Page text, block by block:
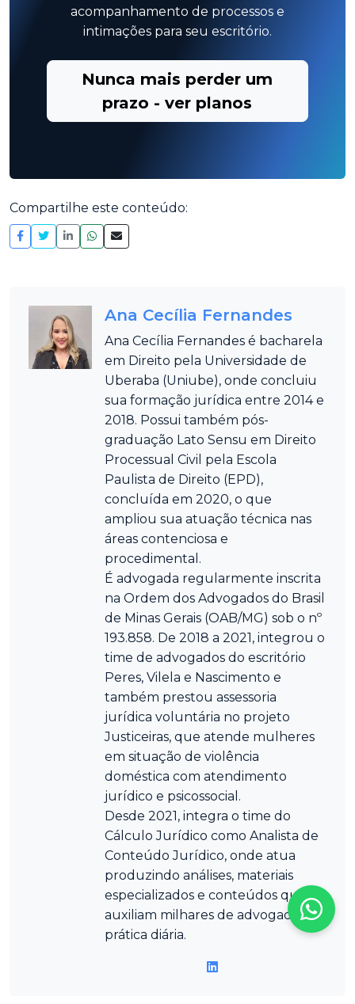
acompanhamento de processos e
intimações para seu escritório.
Nunca mais perder um
prazo - ver planos
Compartilhe este conteúdo:
Ana Cecília Fernandes
Ana Cecília Fernandes é bacharela
em Direito pela Universidade de
Uberaba (Uniube), onde concluiu
sua formação jurídica entre 2014 e
2018. Possui também pós-
graduação Lato Sensu em Direito
Processual Civil pela Escola
Paulista de Direito (EPD),
concluída em 2020, o que
ampliou sua atuação técnica nas
áreas contenciosa e
procedimental.
É advogada regularmente inscrita
na Ordem dos Advogados do Brasil
de Minas Gerais (OAB/MG) sob o nº
193.858. De 2018 a 2021, integrou o
time de advogados do escritório
Peres, Vilela e Nascimento e
também prestou assessoria
jurídica voluntária no projeto
Justiceiras, que atende mulheres
em situação de violência
doméstica com atendimento
jurídico e psicossocial.
Desde 2021, integra o time do
Cálculo Jurídico como Analista de
Conteúdo Jurídico, onde atua
produzindo análises, materiais
especializados e conteúdos que
auxiliam milhares de advogados na
prática diária.